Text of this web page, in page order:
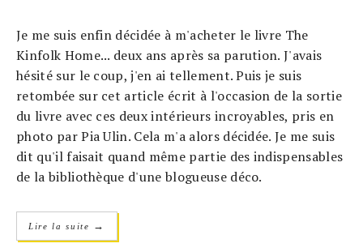
Je me suis enfin décidée à m'acheter le livre The
Kinfolk Home... deux ans après sa parution. J'avais
hésité sur le coup, j'en ai tellement. Puis je suis
retombée sur cet article écrit à l'occasion de la sortie
du livre avec ces deux intérieurs incroyables, pris en
photo par Pia Ulin. Cela m'a alors décidée. Je me suis
dit qu'il faisait quand même partie des indispensables
de la bibliothèque d'une blogueuse déco.
Lire la suite →